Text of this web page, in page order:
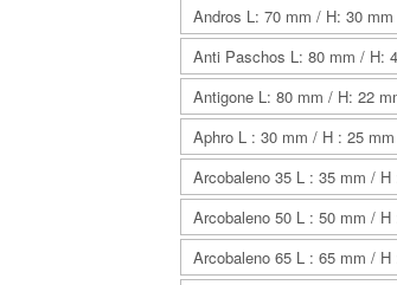
Andros L: 70 mm / H: 30 mm
Anti Paschos L: 80 mm / H:
Antigone L: 80 mm / H: 22
Aphro L : 30 mm / H : 25 mm
Arcobaleno 35 L : 35 mm / H
Arcobaleno 50 L : 50 mm / H
Arcobaleno 65 L : 65 mm / H